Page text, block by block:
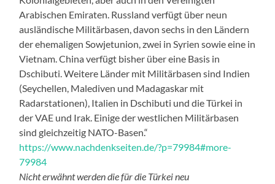
Arabischen Emiraten. Russland verfügt über neun
ausländische Militärbasen, davon sechs in den Ländern
der ehemaligen Sowjetunion, zwei in Syrien sowie eine in
Vietnam. China verfügt bisher über eine Basis in
Dschibuti. Weitere Länder mit Militärbasen sind Indien
(Seychellen, Malediven und Madagaskar mit
Radarstationen), Italien in Dschibuti und die Türkei in
der VAE und Irak. Einige der westlichen Militärbasen
sind gleichzeitig NATO-Basen.“
https://www.nachdenkseiten.de/?p=79984#more-
79984
Nicht erwähnt werden die für die Türkei neu